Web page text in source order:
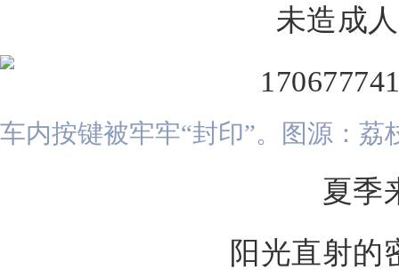
未造成
车内按键被牢牢“封印”。图源：荔
夏季
阳光直射的